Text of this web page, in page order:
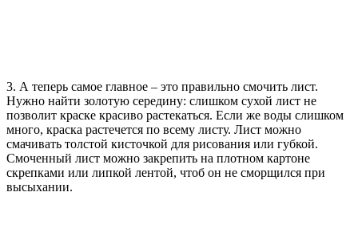
3. А теперь самое главное – это правильно смочить лист.
Нужно найти золотую середину: слишком сухой лист не
позволит краске красиво растекаться. Если же воды слишком
много, краска растечется по всему листу. Лист можно
смачивать толстой кисточкой для рисования или губкой.
Смоченный лист можно закрепить на плотном картоне
скрепками или липкой лентой, чтоб он не сморщился при
высыхании.